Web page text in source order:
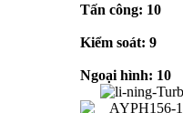
Tấn công: 10
Kiểm soát: 9
Ngoại hình: 10